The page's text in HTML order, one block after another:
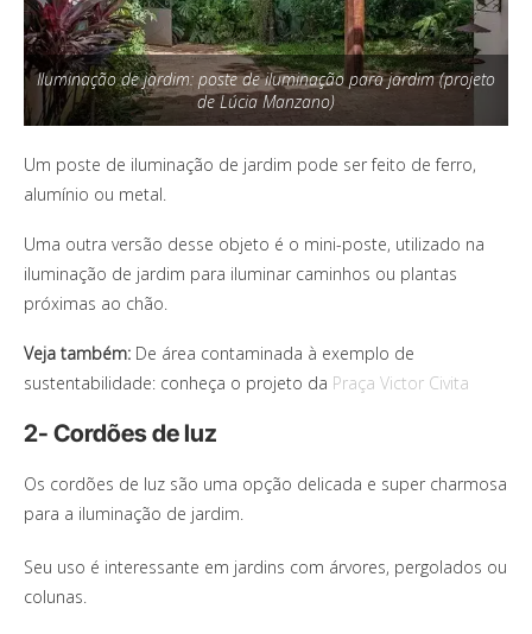
Iluminação de jardim: poste de iluminação para jardim (projeto
de Lúcia Manzano)
Um poste de iluminação de jardim pode ser feito de ferro,
alumínio ou metal.
Uma outra versão desse objeto é o mini-poste, utilizado na
iluminação de jardim para iluminar caminhos ou plantas
próximas ao chão.
Veja também: De área contaminada à exemplo de
sustentabilidade: conheça o projeto da Praça Victor Civita
2- Cordões de luz
Os cordões de luz são uma opção delicada e super charmosa
para a iluminação de jardim.
Seu uso é interessante em jardins com árvores, pergolados ou
colunas.